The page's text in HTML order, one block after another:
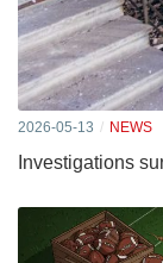
2026-05-13 NEWS
Investigations